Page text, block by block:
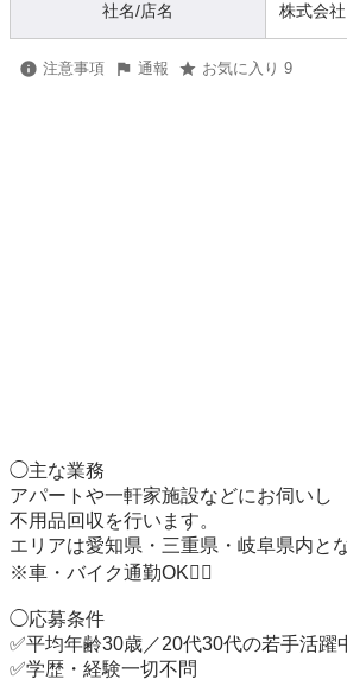
社名/店名 株式会
注意事項 通報 お気に入り 9
◯主な業務
アパートや一軒家施設などにお伺いし
不用品回収を行います。
エリアは愛知県・三重県・岐阜県内と
※車・バイク通勤OK🙆‍♂️
◯応募条件
✅平均年齢30歳／20代30代の若手活躍
✅学歴・経験一切不問